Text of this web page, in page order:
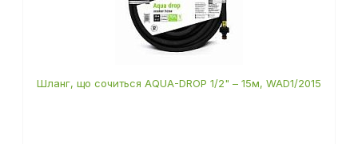
Шланг, що сочиться AQUA-DROP 1/2" – 15м, WAD1/2015